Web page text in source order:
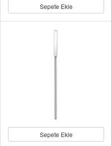
Sepete Ekle
Sepete Ekle